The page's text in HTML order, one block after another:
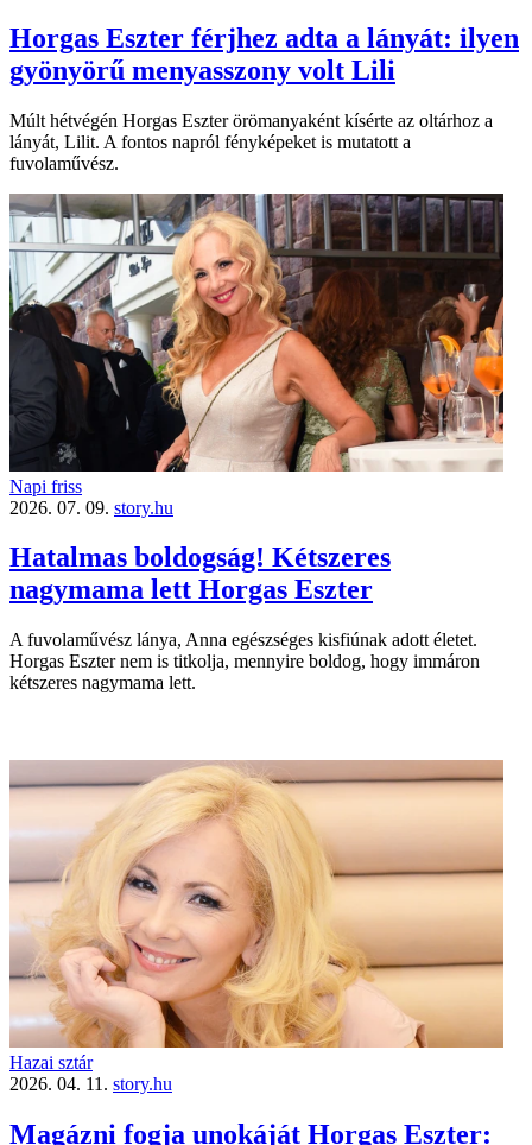
Horgas Eszter férjhez adta a lányát: ilyen
gyönyörű menyasszony volt Lili
Múlt hétvégén Horgas Eszter örömanyaként kísérte az oltárhoz a
lányát, Lilit. A fontos napról fényképeket is mutatott a
fuvolaművész.
Napi friss
2026. 07. 09. story.hu
Hatalmas boldogság! Kétszeres
nagymama lett Horgas Eszter
A fuvolaművész lánya, Anna egészséges kisfiúnak adott életet.
Horgas Eszter nem is titkolja, mennyire boldog, hogy immáron
kétszeres nagymama lett.
Hazai sztár
2026. 04. 11. story.hu
Magázni fogja unokáját Horgas Eszter: